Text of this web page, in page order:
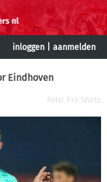
inloggen aanmelden
Eindhoven
Foto: Pro Shots